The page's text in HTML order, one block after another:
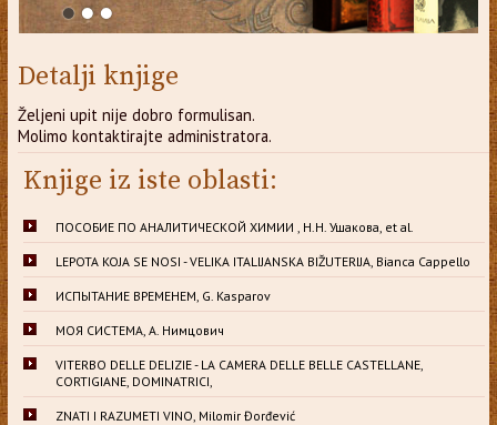
Detalji knjige
Željeni upit nije dobro formulisan.
Molimo kontaktirajte administratora.
Knjige iz iste oblasti:
ПОСОБИЕ ПО АНАЛИТИЧЕСКОЙ ХИМИИ , Н.Н. Ушакова, et al.
LEPOTA KOJA SE NOSI - VELIKA ITALIJANSKA BIŽUTERIJA, Bianca Cappello
ИСПЫТАНИЕ ВРЕМЕНЕМ, G. Kasparov
МОЯ СИСТЕМА, А. Нимцович
VITERBO DELLE DELIZIE - LA CAMERA DELLE BELLE CASTELLANE,
CORTIGIANE, DOMINATRICI,
ZNATI I RAZUMETI VINO, Milomir Đorđević